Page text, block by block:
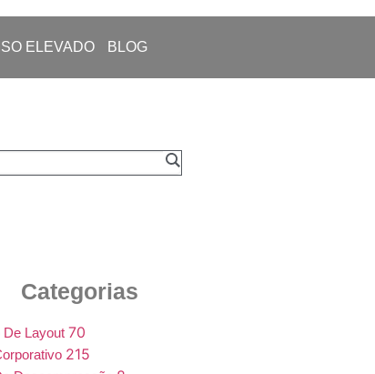
ELEVADO BLOG
Categorias
De Layout 70
215